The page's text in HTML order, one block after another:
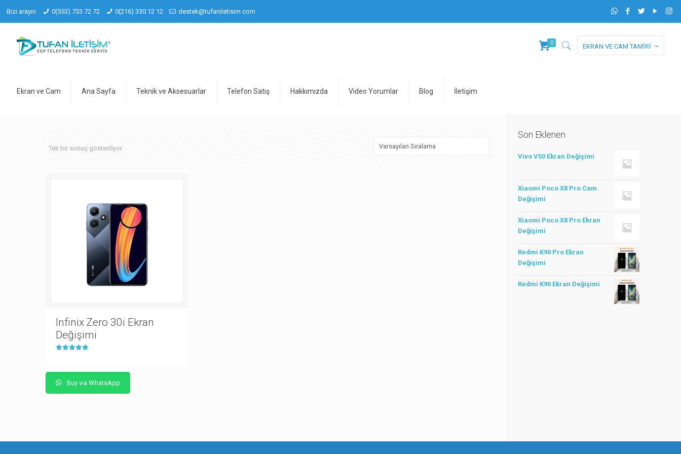
Bizi arayın 0(553) 733 72 72 0(216) 330 12 12 destek@tufaniletisim.com
Ekran ve Cam Ana Sayfa Teknik ve Aksesuarlar Telefon Satış Hakkımızda Video Yorumlar Blog İletişim
0 EKRAN VE CAM TAMİRİ
Tek bir sonuç gösteriliyor
Infinix Zero 30i Ekran
Değişimi
Buy via WhatsApp
Son Eklenen
Vivo V50 Ekran Değişimi
Xiaomi Poco X8 Pro Cam
Değişimi
Xiaomi Poco X8 Pro Ekran
Değişimi
Redmi K90 Pro Ekran
Değişimi
Redmi K90 Ekran Değişimi